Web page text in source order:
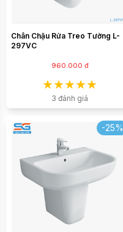
Chân Chậu Rửa Treo Tường L-
297VC
960.000 đ
3 đánh giá
-25%